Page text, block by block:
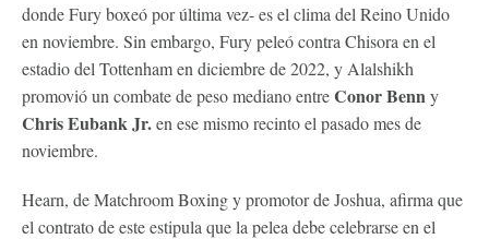
donde Fury boxeó por última vez- es el clima del Reino Unido
en noviembre. Sin embargo, Fury peleó contra Chisora en el
estadio del Tottenham en diciembre de 2022, y Alalshikh
promovió un combate de peso mediano entreConor Benn y
Chris Eubank Jr.en ese mismo recinto el pasado mes de
noviembre.
Hearn, de Matchroom Boxing y promotor de Joshua, afirma que
el contrato de este estipula que la pelea debe celebrarse en el